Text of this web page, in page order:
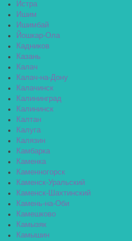
Истра
Ишим
Ишимбай
Йошкар-Ола
Кадников
Казань
Калач
Калач-на-Дону
Калачинск
Калининград
Калининск
Калтан
Калуга
Калязин
Камбарка
Каменка
Каменногорск
Каменск-Уральский
Каменск-Шахтинский
Камень-на-Оби
Камешково
Камызяк
Камышин